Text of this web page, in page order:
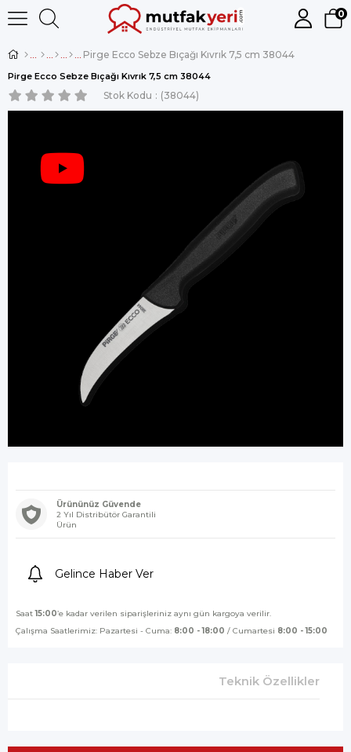
0
Pirge Ecco Sebze Bıçağı Kıvrık 7,5 cm 38044
Pirge Ecco Sebze Bıçağı Kıvrık 7,5 cm 38044
Stok Kodu (38044)
Ürününüz Güvende
2 Yıl Distribütör Garantili
Ürün
Gelince Haber Ver
Saat15:00’e kadar verilen siparişleriniz aynı gün kargoya verilir.
Çalışma Saatlerimiz: Pazartesi - Cuma: 8:00 - 18:00 / Cumartesi 8:00 - 15:00
Teknik Özellikler